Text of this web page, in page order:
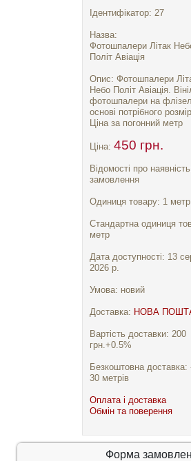
Ідентифікатор: 27
Назва:
Фотошпалери Літак
Політ Авіація
Опис: Фотошпалери
Небо Політ Авіація.
фотошпалери на
основі потрібного
Ціна за погонний метр
Ціна: 450 грн.
Відомості про
замовлення
Одиниця товару: 1 метр
Стандартна одиниця
метр
Дата доступності: 13
2026 р.
Умова: новий
Доставка: НОВА
Вартість доставки: 200
грн.+0.5%
Безкоштовна доставка:
30 метрів
Оплата і доставка
Обмін та поверення
Форма